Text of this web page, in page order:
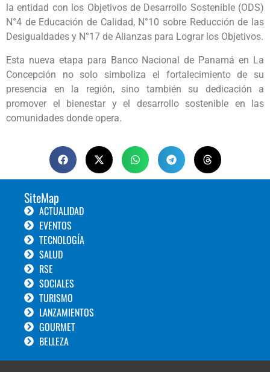
la entidad con los Objetivos de Desarrollo Sostenible (ODS)
N°4 de Educación de Calidad, N°10 sobre Reducción de las
Desigualdades y N°17 de Alianzas para Lograr los Objetivos.
Esta nueva etapa para Banco Nacional de Panamá en La
Concepción no solo simboliza el fortalecimiento de su
presencia en la región, sino también su dedicación a
promover el bienestar y el desarrollo sostenible en las
comunidades donde opera.
SiteMap
ACTUALIDAD
EVENTOS
TECNOLOGÍA
SALUD
RSE
SOCIALES
TURISMO
LANZAMIENTOS
GOURMET
BELLEZA